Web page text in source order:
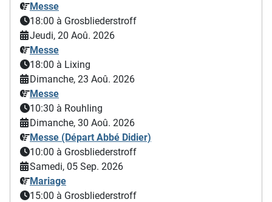
Messe
18:00 à Grosbliederstroff
Jeudi, 20 Aoû. 2026
Messe
18:00 à Lixing
Dimanche, 23 Aoû. 2026
Messe
10:30 à Rouhling
Dimanche, 30 Aoû. 2026
Messe (Départ Abbé Didier)
10:00 à Grosbliederstroff
Samedi, 05 Sep. 2026
Mariage
15:00 à Grosbliederstroff